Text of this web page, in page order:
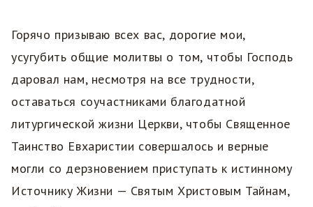
Горячо призываю всех вас, дорогие мои,
усугубить общие молитвы о том, чтобы Господь
даровал нам, несмотря на все трудности,
оставаться соучастниками благодатной
литургической жизни Церкви, чтобы Священное
Таинство Евхаристии совершалось и верные
могли со дерзновением приступать к истинному
Источнику Жизни — Святым Христовым Тайнам,